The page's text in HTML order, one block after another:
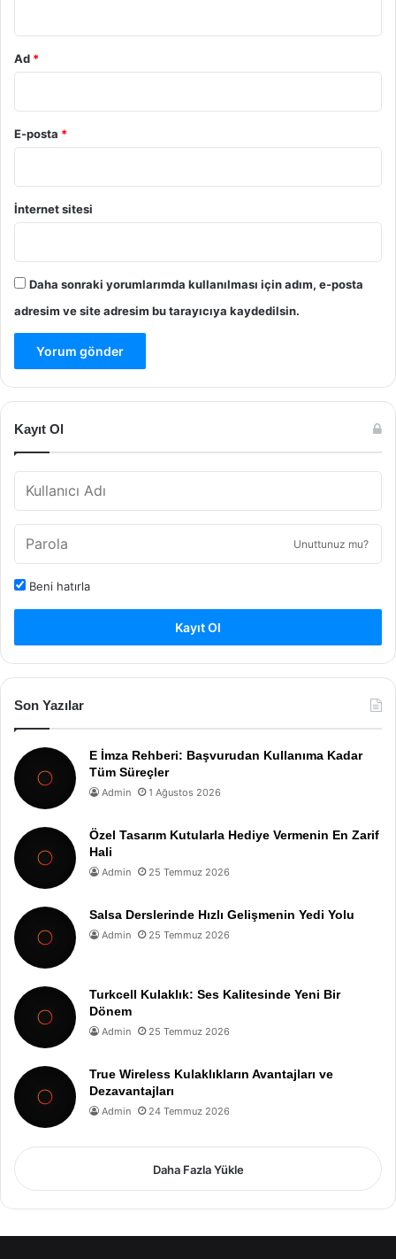
Ad *
E-posta *
İnternet sitesi
Daha sonraki yorumlarımda kullanılması için adım, e-posta
adresim ve site adresim bu tarayıcıya kaydedilsin.
Kayıt Ol
Unuttunuz mu?
Beni hatırla
Kayıt Ol
Son Yazılar
E İmza Rehberi: Başvurudan Kullanıma Kadar
Tüm Süreçler
Admin 1 Ağustos 2026
Özel Tasarım Kutularla Hediye Vermenin En Zarif
Hali
Admin 25 Temmuz 2026
Salsa Derslerinde Hızlı Gelişmenin Yedi Yolu
Admin 25 Temmuz 2026
Turkcell Kulaklık: Ses Kalitesinde Yeni Bir
Dönem
Admin 25 Temmuz 2026
True Wireless Kulaklıkların Avantajları ve
Dezavantajları
Admin 24 Temmuz 2026
Daha Fazla Yükle